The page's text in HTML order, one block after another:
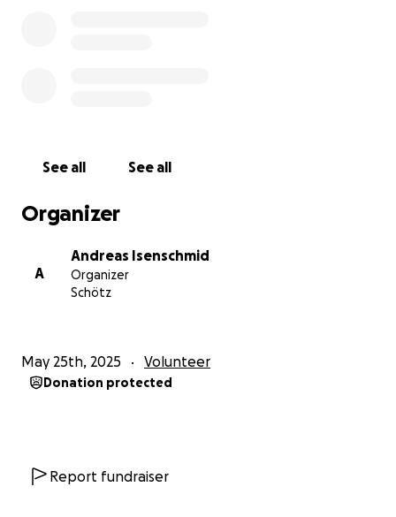
Hilf mit, Leben zu retten!
Mit deiner Unterstützung können wir weiterhin
bewahren. Jeder Beitrag hilft – gemeinsam setzen
wir ein starkes Zeichen für den Tierschutz und
See all See all
Organizer
A
Andreas Isenschmid
Organizer
Schötz
May 25th, 2025 Volunteer
Donation protected
Report fundraiser